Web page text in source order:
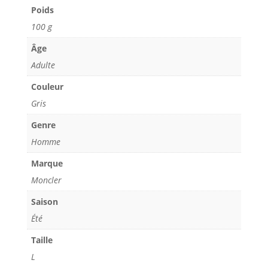
Poids
100 g
Âge
Adulte
Couleur
Gris
Genre
Homme
Marque
Moncler
Saison
Été
Taille
L